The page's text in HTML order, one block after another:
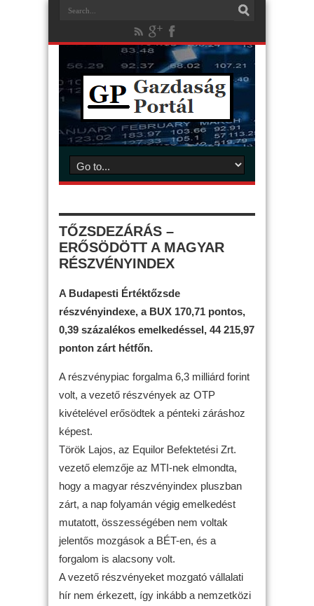
TŐZSDEZÁRÁS –
ERŐSÖDÖTT A MAGYAR
RÉSZVÉNYINDEX
A Budapesti Értéktőzsde
részvényindexe, a BUX 170,71 pontos,
0,39 százalékos emelkedéssel, 44 215,97
ponton zárt hétfőn.
A részvénypiac forgalma 6,3 milliárd forint
volt, a vezető részvények az OTP
kivételével erősödtek a pénteki záráshoz
képest.
Török Lajos, az Equilor Befektetési Zrt.
vezető elemzője az MTI-nek elmondta,
hogy a magyar részvényindex pluszban
zárt, a nap folyamán végig emelkedést
mutatott, összességében nem voltak
jelentős mozgások a BÉT-en, és a
forgalom is alacsony volt.
A vezető részvényeket mozgató vállalati
hír nem érkezett, így inkább a nemzetközi